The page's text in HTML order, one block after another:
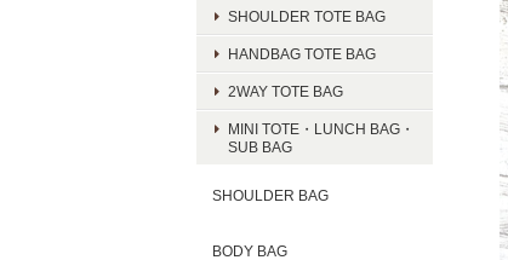
SHOULDER TOTE BAG
HANDBAG TOTE BAG
2WAY TOTE BAG
MINI TOTE・LUNCH BAG・
SUB BAG
SHOULDER BAG
BODY BAG